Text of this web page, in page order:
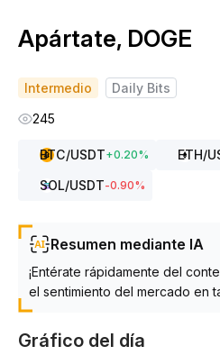
Apártate, DOGE
Intermedio
Daily Bits
245
BTC/USDT+0.20% ETH/
SOL/USDT-0.90%
Resumen mediante IA
¡Entérate rápidamente del
el sentimiento del mercado en
Gráfico del día